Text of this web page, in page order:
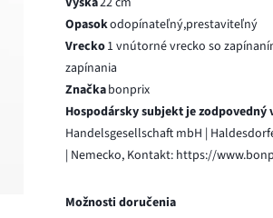
Opasokodopínateľný,prestaviteľný
Vrecko1 vnútorné vrecko so
zapínania
Značkabonprix
Hospodársky subjekt je zodpovedný
Handelsgesellschaft mbH |
| Nemecko, Kontakt: https://
Možnosti doručenia